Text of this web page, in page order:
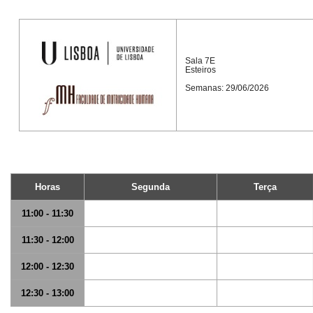
Sala 7E
Esteiros
Semanas: 29/06/2026
Horas Segunda Terça
11:00 - 11:30
11:30 - 12:00
12:00 - 12:30
12:30 - 13:00